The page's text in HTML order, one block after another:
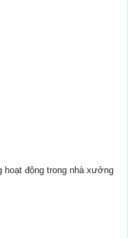
hoạt động trong nhà xưởng